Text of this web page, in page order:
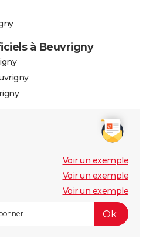
à Beuvrigny
Voir un exemple
Voir un exemple
Voir un exemple